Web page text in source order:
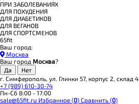
ПРИ ЗАБОЛЕВАНИЯХ
ДЛЯ ПОХУДЕНИЯ
ДЛЯ ДИАБЕТИКОВ
ДЛЯ ВЕГАНОВ
ДЛЯ СПОРТСМЕНОВ
65fit
Ваш город:
Москва
Ваш город Москва?
г. Симферополь, ул. Глинки 57, корпус 2, склад 4
+7 (989) 610-30-74
Пн-Сб 8:00 - 17:00
sale@65fit.ru Избранное (0) Сравнить (0)